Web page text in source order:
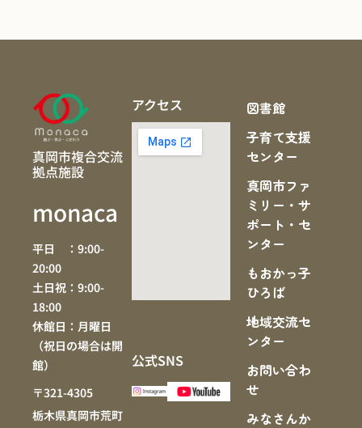
真岡市複合交流
拠点施設
monaca
平日 ：9:00-
20:00
土日祝：9:00-
18:00
休館日：月曜日
（祝日の場合は開
館）
〒321-4305
栃木県真岡市荒町
アクセス
公式SNS
図書館
子育て支援
センター
真岡市ファ
ミリー・サ
ポート・セ
ンター
もおかっ子
ひろば
地域交流セ
ンター
お問い合わ
せ
みなさんか